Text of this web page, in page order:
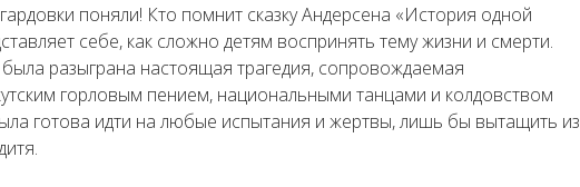
поняли! Кто помнит сказку Андерсена «История одной
себе, как сложно детям воспринять тему жизни и смерти.
разыграна настоящая трагедия, сопровождаемая
горловым пением, национальными танцами и колдовством
готова идти на любые испытания и жертвы, лишь бы вытащить из